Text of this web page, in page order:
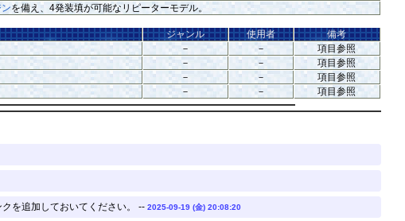
を備え、4発装填が可能なリピーターモデル。
ジャンル 使用者
備考
－ －
項目参照
－ －
項目参照
－ －
項目参照
－ － 項目参照
を追加しておいてください。 -- 2025-09-19 (金) 20:08:20